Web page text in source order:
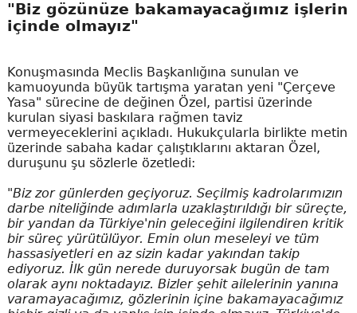
"Biz gözünüze bakamayacağımız işlerin
içinde olmayız"
Konuşmasında Meclis Başkanlığına sunulan ve
kamuoyunda büyük tartışma yaratan yeni "Çerçeve
Yasa" sürecine de değinen Özel, partisi üzerinde
kurulan siyasi baskılara rağmen taviz
vermeyeceklerini açıkladı. Hukukçularla birlikte metin
üzerinde sabaha kadar çalıştıklarını aktaran Özel,
duruşunu şu sözlerle özetledi:
"Biz zor günlerden geçiyoruz. Seçilmiş kadrolarımızın
darbe niteliğinde adımlarla uzaklaştırıldığı bir süreçte,
bir yandan da Türkiye'nin geleceğini ilgilendiren kritik
bir süreç yürütülüyor. Emin olun meseleyi ve tüm
hassasiyetleri en az sizin kadar yakından takip
ediyoruz. İlk gün nerede duruyorsak bugün de tam
olarak aynı noktadayız. Bizler şehit ailelerinin yanına
varamayacağımız, gözlerinin içine bakamayacağımız